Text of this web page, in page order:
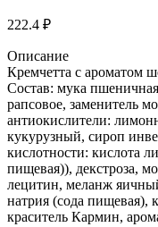
222.4 ₽
Описание
Кремчетта с ароматом
Состав: мука
рапсовое, заменитель
антиокислители:
кукурузный, сироп
кислотности: кислота
пищевая)), декстроза,
лецитин, меланж
натрия (сода пищевая),
краситель Кармин,